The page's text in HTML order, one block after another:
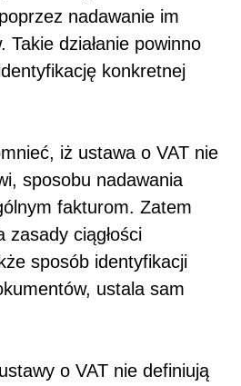
nadawanie im
Takie działanie powinno
konkretnej
iż ustawa o VAT nie
sposobu nadawania
fakturom. Zatem
zasady ciągłości
sposób identyfikacji
ustala sam
o VAT nie definiują